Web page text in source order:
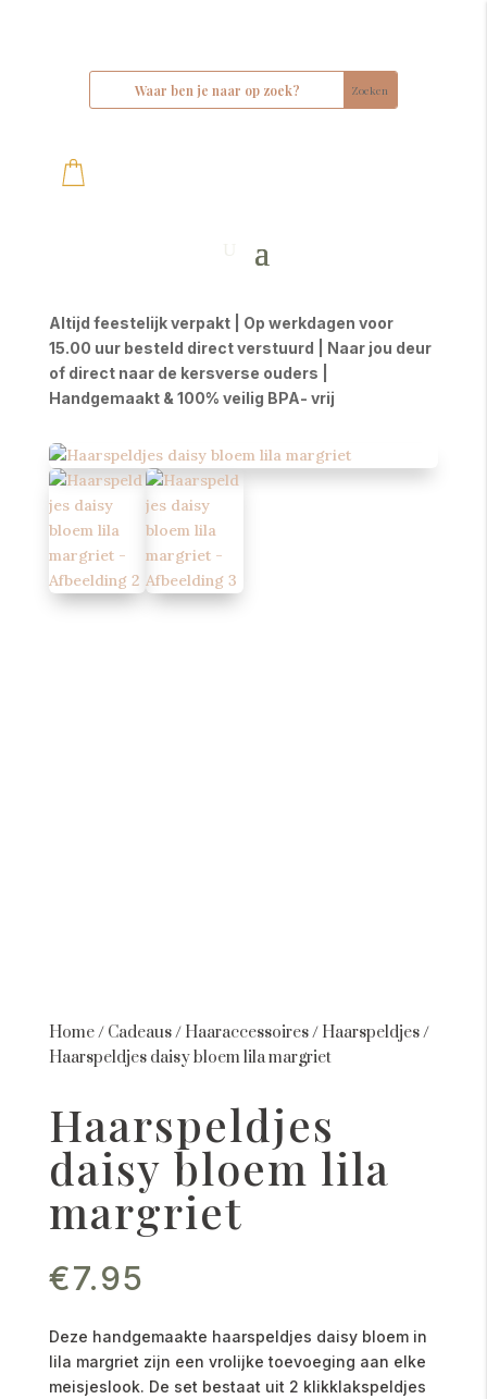
Altijd feestelijk verpakt | Op werkdagen voor
15.00 uur besteld direct verstuurd | Naar jou deur
of direct naar de kersverse ouders |
Handgemaakt & 100% veilig BPA- vrij
Home/ Cadeaus/ Haaraccessoires/ Haarspeldjes/
Haarspeldjes daisy bloem lila margriet
Haarspeldjes
daisy bloem lila
margriet
€7.95
Deze handgemaakte haarspeldjes daisy bloem in
lila margriet zijn een vrolijke toevoeging aan elke
meisjeslook. De set bestaat uit 2 klikklakspeldjes